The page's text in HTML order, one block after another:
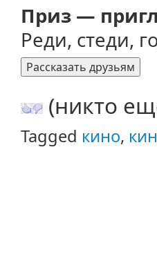
Приз —
Реди, стеди,
(никто
Tagged кино,